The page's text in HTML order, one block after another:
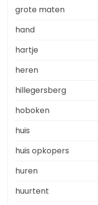
grote maten
hand
hartje
heren
hillegersberg
hoboken
huis
huis opkopers
huren
huurtent